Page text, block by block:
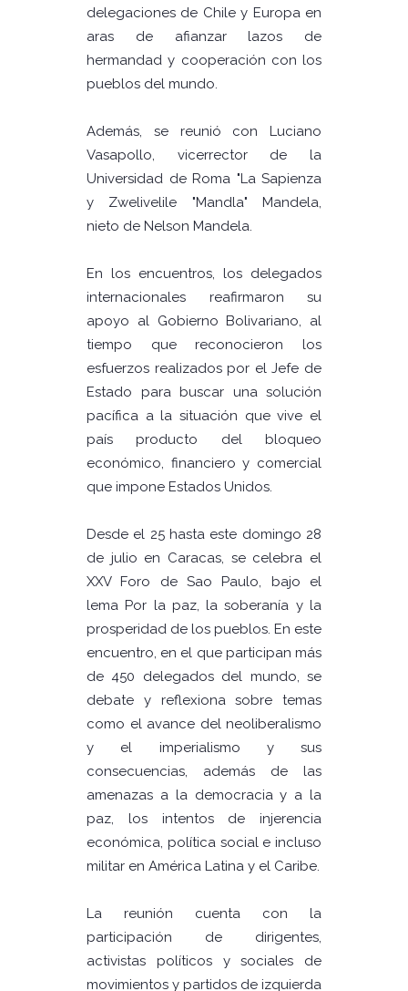
delegaciones de Chile y Europa en
aras de afianzar lazos de
hermandad y cooperación con los
pueblos del mundo.
Además, se reunió con Luciano
Vasapollo, vicerrector de la
Universidad de Roma "La Sapienza
y Zwelivelile "Mandla" Mandela,
nieto de Nelson Mandela.
En los encuentros, los delegados
internacionales reafirmaron su
apoyo al Gobierno Bolivariano, al
tiempo que reconocieron los
esfuerzos realizados por el Jefe de
Estado para buscar una solución
pacífica a la situación que vive el
país producto del bloqueo
económico, financiero y comercial
que impone Estados Unidos.
Desde el 25 hasta este domingo 28
de julio en Caracas, se celebra el
XXV Foro de Sao Paulo, bajo el
lema Por la paz, la soberanía y la
prosperidad de los pueblos. En este
encuentro, en el que participan más
de 450 delegados del mundo, se
debate y reflexiona sobre temas
como el avance del neoliberalismo
y el imperialismo y sus
consecuencias, además de las
amenazas a la democracia y a la
paz, los intentos de injerencia
económica, política social e incluso
militar en América Latina y el Caribe.
La reunión cuenta con la
participación de dirigentes,
activistas políticos y sociales de
movimientos y partidos de izquierda